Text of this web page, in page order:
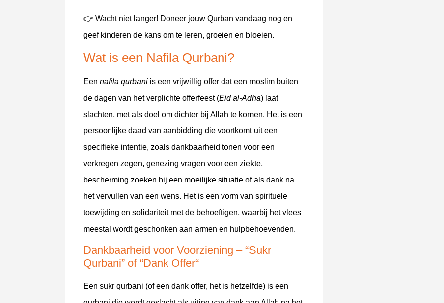
👉 Wacht niet langer! Doneer jouw Qurban vandaag nog en
geef kinderen de kans om te leren, groeien en bloeien.
Wat is een Nafila Qurbani?
Een nafila qurbani is een vrijwillig offer dat een moslim buiten
de dagen van het verplichte offerfeest (Eid al-Adha) laat
slachten, met als doel om dichter bij Allah te komen. Het is een
persoonlijke daad van aanbidding die voortkomt uit een
specifieke intentie, zoals dankbaarheid tonen voor een
verkregen zegen, genezing vragen voor een ziekte,
bescherming zoeken bij een moeilijke situatie of als dank na
het vervullen van een wens. Het is een vorm van spirituele
toewijding en solidariteit met de behoeftigen, waarbij het vlees
meestal wordt geschonken aan armen en hulpbehoevenden.
Dankbaarheid voor Voorziening – “Sukr
Qurbani” of “Dank Offer“
Een sukr qurbani (of een dank offer, het is hetzelfde) is een